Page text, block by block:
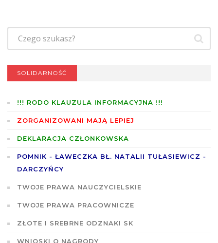
SOLIDARNOŚĆ
!!! RODO KLAUZULA INFORMACYJNA !!!
ZORGANIZOWANI MAJĄ LEPIEJ
DEKLARACJA CZŁONKOWSKA
POMNIK - ŁAWECZKA BŁ. NATALII TUŁASIEWICZ -
DARCZYŃCY
TWOJE PRAWA NAUCZYCIELSKIE
TWOJE PRAWA PRACOWNICZE
ZŁOTE I SREBRNE ODZNAKI SK
WNIOSKI O NAGRODY